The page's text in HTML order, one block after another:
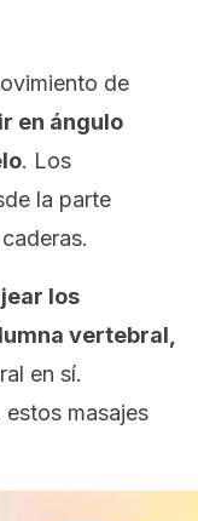
de
en ángulo
. Los
la parte
los
vertebral,
en sí.
estos masajes